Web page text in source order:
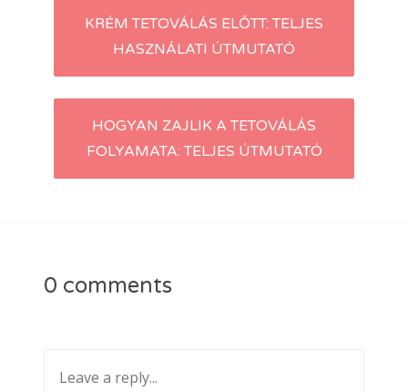
Post
navigation
KRÉM TETOVÁLÁS ELŐTT: TELJES
HASZNÁLATI ÚTMUTATÓ
HOGYAN ZAJLIK A TETOVÁLÁS
FOLYAMATA: TELJES ÚTMUTATÓ
0 comments